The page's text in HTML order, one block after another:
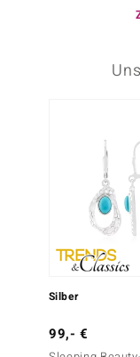
Silber
99,- €